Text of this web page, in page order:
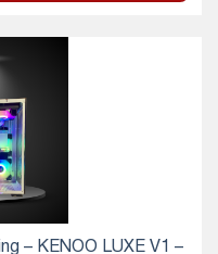
– KENOO LUXE V1 –